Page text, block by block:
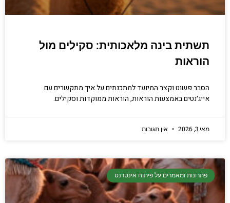
תשתית בינה מלאכותית: סקילים מול
הוראות
הסבר פשוט וקצר המיועד למתכנתים על איך מתקשרים עם
אייג׳נטים באמצעות הוראות, הוראות ממוקדות וסקילים.
מאי 3, 2026 אין תגובות
פתרונות ומאמרים על פיתוח אינטרנט